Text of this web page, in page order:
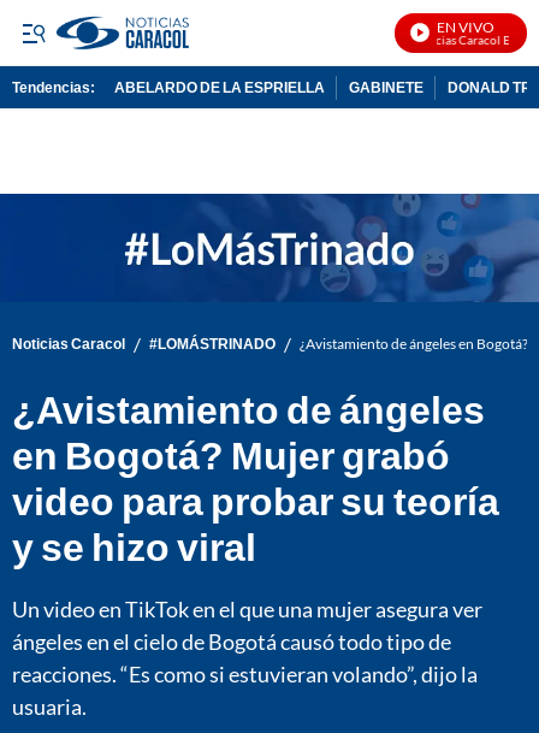
EN VIVO
Noticias Caracol En Vivo
Tendencias: ABELARDO DE LA ESPRIELLA GABINETE DONALD
Noticias Caracol / #LOMÁSTRINADO / ¿Avistamiento de ángeles en
¿Avistamiento de ángeles
en Bogotá? Mujer grabó
video para probar su teoría
y se hizo viral
Un video en TikTok en el que una mujer asegura ver
ángeles en el cielo de Bogotá causó todo tipo de
reacciones. “Es como si estuvieran volando”, dijo la
usuaria.